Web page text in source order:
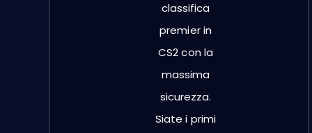
classifica
premier in
CS2 con la
massima
sicurezza.
Siate i primi